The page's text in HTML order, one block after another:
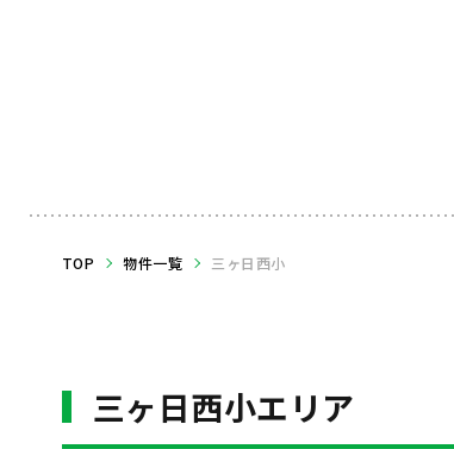
TOP 物件一覧 三ヶ日西小
三ヶ日西小エリア